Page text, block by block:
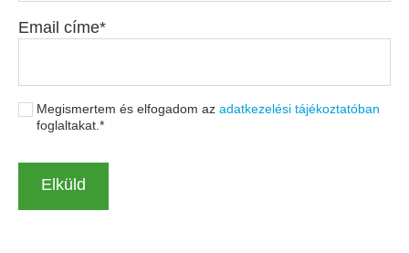
Email címe
Megismertem és elfogadom az adatkezelési tájékoztatóban
foglaltakat.